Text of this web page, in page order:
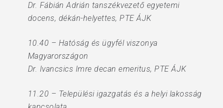
Dr. Fábián Adrián tanszékvezető egyetemi
docens, dékán-helyettes, PTE ÁJK
10.40 – Hatóság és ügyfél viszonya
Magyarországon
Dr. Ivancsics Imre decan emeritus, PTE ÁJK
11.20 – Települési igazgatás és a helyi lakosság